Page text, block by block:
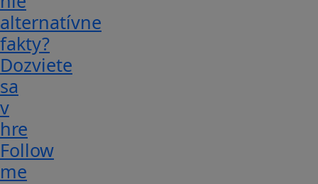
alternatívne
fakty?
Dozviete
sa
v
hre
Follow
me